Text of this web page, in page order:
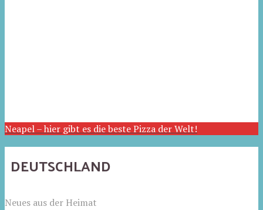
Neapel – hier gibt es die beste Pizza der Welt!
DEUTSCHLAND
Neues aus der Heimat